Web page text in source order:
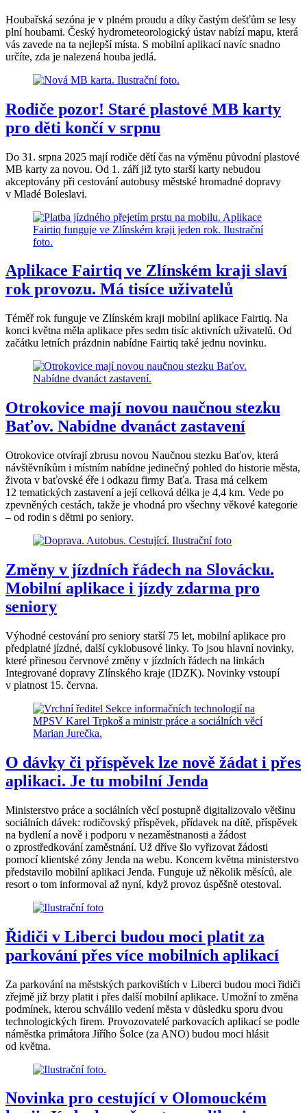
Houbařská sezóna je v plném proudu a díky častým dešťům se lesy
plní houbami. Český hydrometeorologický ústav nabízí mapu, která
vás zavede na ta nejlepší místa. S mobilní aplikací navíc snadno
určíte, zda je nalezená houba jedlá.
Rodiče pozor! Staré plastové MB karty
pro děti končí v srpnu
Do 31. srpna 2025 mají rodiče dětí čas na výměnu původní plastové
MB karty za novou. Od 1. září již tyto starší karty nebudou
akceptovány při cestování autobusy městské hromadné dopravy
v Mladé Boleslavi.
Aplikace Fairtiq ve Zlínském kraji slaví
rok provozu. Má tisíce uživatelů
Téměř rok funguje ve Zlínském kraji mobilní aplikace Fairtiq. Na
konci května měla aplikace přes sedm tisíc aktivních uživatelů. Od
začátku letních prázdnin nabídne Fairtiq také jednu novinku.
Otrokovice mají novou naučnou stezku
Baťov. Nabídne dvanáct zastavení
Otrokovice otvírají zbrusu novou Naučnou stezku Baťov, která
návštěvníkům i místním nabídne jedinečný pohled do historie města,
života v baťovské éře i odkazu firmy Baťa. Trasa má celkem
12 tematických zastavení a její celková délka je 4,4 km. Vede po
zpevněných cestách, takže je vhodná pro všechny věkové kategorie
– od rodin s dětmi po seniory.
Změny v jízdních řádech na Slovácku.
Mobilní aplikace i jízdy zdarma pro
seniory
Výhodné cestování pro seniory starší 75 let, mobilní aplikace pro
předplatné jízdné, další cyklobusové linky. To jsou hlavní novinky,
které přinesou červnové změny v jízdních řádech na linkách
Integrované dopravy Zlínského kraje (IDZK). Novinky vstoupí
v platnost 15. června.
O dávky či příspěvek lze nově žádat i přes
aplikaci. Je tu mobilní Jenda
Ministerstvo práce a sociálních věcí postupně digitalizovalo většinu
sociálních dávek: rodičovský příspěvek, přídavek na dítě, příspěvek
na bydlení a nově i podporu v nezaměstnanosti a žádost
o zprostředkování zaměstnání. Už dříve šlo vyřizovat žádosti
pomocí klientské zóny Jenda na webu. Koncem května ministerstvo
představilo mobilní aplikaci Jenda. Funguje už několik měsíců, ale
resort o tom informoval až nyní, když provoz úspěšně otestoval.
Řidiči v Liberci budou moci platit za
parkování přes více mobilních aplikací
Za parkování na městských parkovištích v Liberci budou moci řidiči
zřejmě již brzy platit i přes další mobilní aplikace. Umožní to změna
podmínek, kterou schválilo vedení města v důsledku sporu dvou
technologických firem. Provozovatelé parkovacích aplikací se podle
náměstka primátora Jiřího Šolce (za ANO) budou moci hlásit
od května.
Novinka pro cestující v Olomouckém